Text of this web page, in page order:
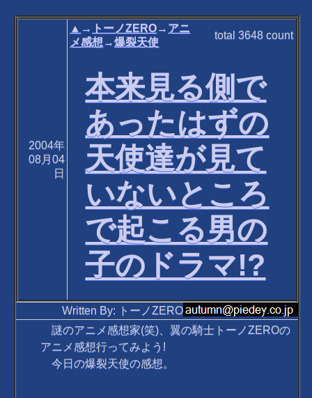
2004年
08月04
日
▲ → トーノZERO→ アニ
メ感想 →爆裂天使
total3648 count
本来見る側で
あったはずの
天使達が見て
いないところ
で起こる男の
子のドラマ!?
Written By: トーノZERO
謎のアニメ感想家(笑)、翼の騎士トーノZEROの
アニメ感想行ってみよう!
今日の爆裂天使の感想。